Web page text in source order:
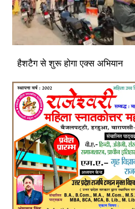
हैशटैग से शुरू होगा एक्स अभियान